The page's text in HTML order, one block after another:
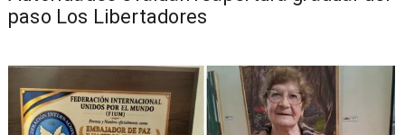
paso Los Libertadores